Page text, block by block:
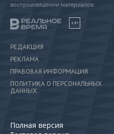
воспроизведении материалов.
18+
РЕДАКЦИЯ
РЕКЛАМА
ПРАВОВАЯ ИНФОРМАЦИЯ
ПОЛИТИКА О ПЕРСОНАЛЬНЫХ
ДАННЫХ
Полная версия